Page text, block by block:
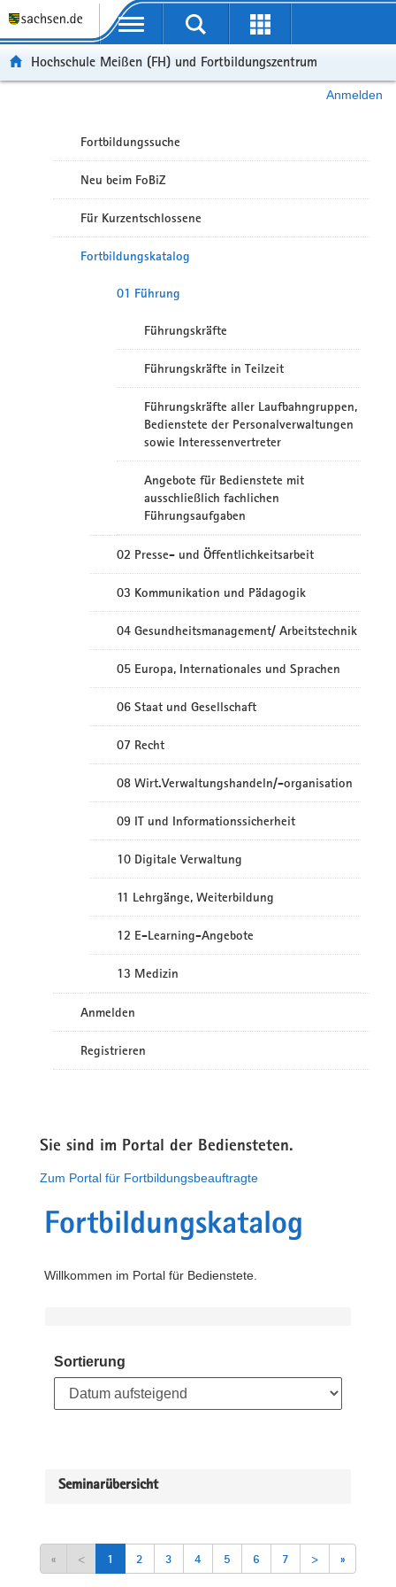
Portalübergreifende Navigation
Hochschule Meißen (FH) und Fortbildungszentrum
Anmelden
Fortbildungssuche
Neu beim FoBiZ
Für Kurzentschlossene
Fortbildungskatalog
01 Führung
Führungskräfte
Führungskräfte in Teilzeit
Führungskräfte aller Laufbahngruppen,
Bedienstete der Personalverwaltungen
sowie Interessenvertreter
Angebote für Bedienstete mit
ausschließlich fachlichen
Führungsaufgaben
02 Presse- und Öffentlichkeitsarbeit
03 Kommunikation und Pädagogik
04 Gesundheitsmanagement/ Arbeitstechnik
05 Europa, Internationales und Sprachen
06 Staat und Gesellschaft
07 Recht
08 Wirt.Verwaltungshandeln/-organisation
09 IT und Informationssicherheit
10 Digitale Verwaltung
11 Lehrgänge, Weiterbildung
12 E-Learning-Angebote
13 Medizin
Anmelden
Registrieren
Sie sind im Portal der Bediensteten.
Zum Portal für Fortbildungsbeauftragte
Fortbildungskatalog
Willkommen im Portal für Bedienstete.
Sortierung
Seminarübersicht
« < 1 2 3 4 5 6 7 > »